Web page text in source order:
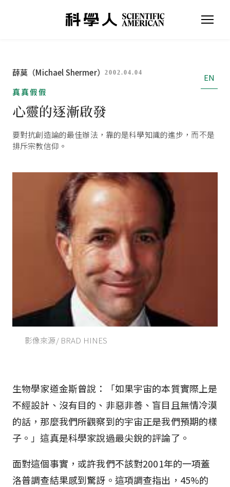
薛莫（Michael Shermer） 2002.04.04
EN
真真假假
心靈的逐漸啟發
要對抗創造論的最佳辦法，靠的是科學知識的進步，而不是
排斥宗教信仰。
影像來源/ BRAD HINES
生物學家道金斯曾說：「如果宇宙的本質實際上是
不經設計、沒有目的、非惡非善、盲目且無情冷漠
的話，那麼我們所觀察到的宇宙正是我們預期的樣
子。」這真是科學家說過最尖銳的評論了。
面對這個事實，或許我們不該對2001年的一項蓋
洛普調查結果感到驚訝。這項調查指出，45%的